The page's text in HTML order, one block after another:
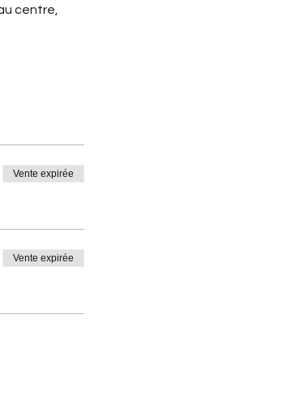
centre,
Vente expirée
Vente expirée